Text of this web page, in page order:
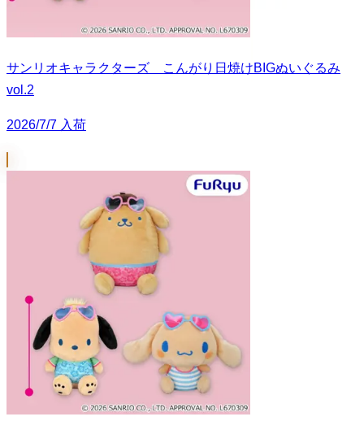
サンリオキャラクターズ こんがり日焼けBIGぬいぐるみ
vol.2
2026/7/7 入荷